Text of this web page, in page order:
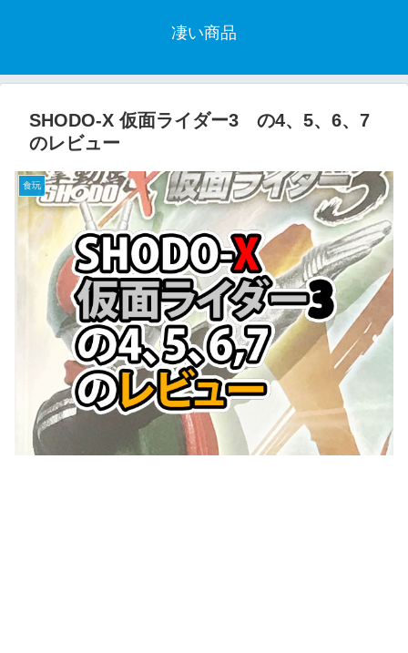
凄い商品
SHODO-X 仮面ライダー3 の4、5、6、7
のレビュー
食玩